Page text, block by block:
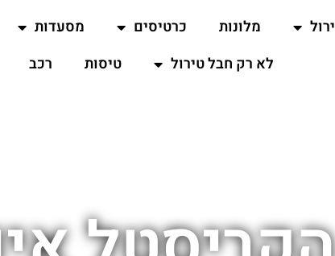
מלונות כרטיסים מסעדות
לא רק חבל טירול
טיסות רכב